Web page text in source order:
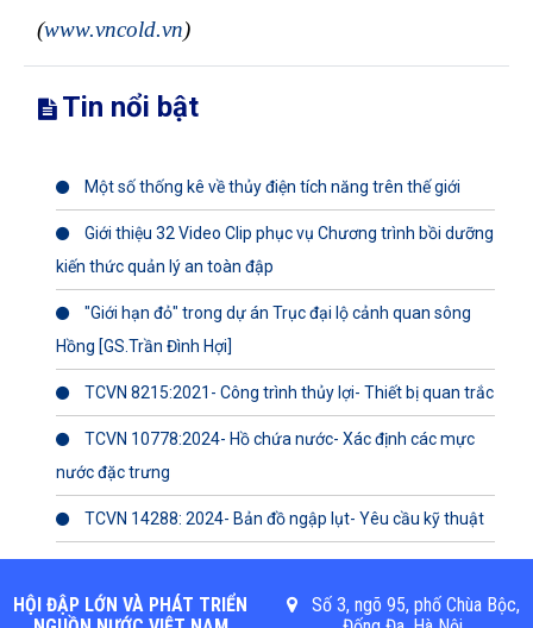
(www.vncold.vn)
Tin nổi bật
Một số thống kê về thủy điện tích năng trên thế giới
Giới thiệu 32 Video Clip phục vụ Chương trình bồi dưỡng
kiến thức quản lý an toàn đập
"Giới hạn đỏ" trong dự án Trục đại lộ cảnh quan sông
Hồng [GS.Trần Đình Hợi]
TCVN 8215:2021- Công trình thủy lợi- Thiết bị quan trắc
TCVN 10778:2024- Hồ chứa nước- Xác định các mực
nước đặc trưng
TCVN 14288: 2024- Bản đồ ngập lụt- Yêu cầu kỹ thuật
HỘI ĐẬP LỚN VÀ PHÁT TRIỂN
Số 3, ngõ 95, phố Chùa Bộc,